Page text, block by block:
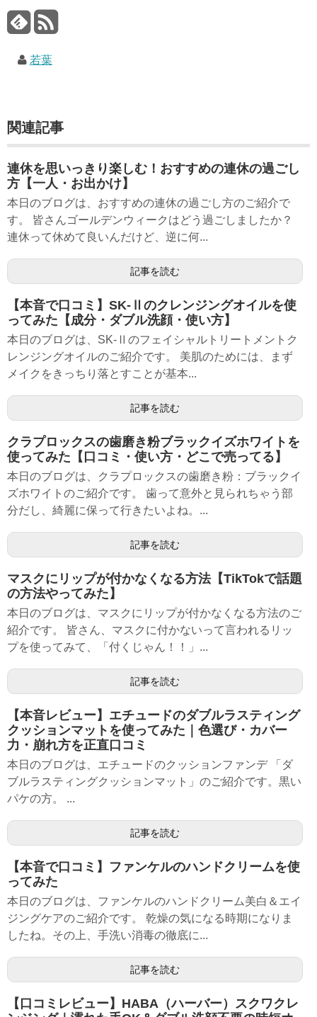
若葉
関連記事
連休を思いっきり楽しむ！おすすめの連休の過ごし
方【一人・お出かけ】
本日のブログは、おすすめの連休の過ごし方のご紹介で
す。 皆さんゴールデンウィークはどう過ごしましたか？
連休って休めて良いんだけど、逆に何...
記事を読む
【本音で口コミ】SK-Ⅱのクレンジングオイルを使
ってみた【成分・ダブル洗顔・使い方】
本日のブログは、SK-Ⅱのフェイシャルトリートメントク
レンジングオイルのご紹介です。 美肌のためには、まず
メイクをきっちり落とすことが基本...
記事を読む
クラプロックスの歯磨き粉ブラックイズホワイトを
使ってみた【口コミ・使い方・どこで売ってる】
本日のブログは、クラプロックスの歯磨き粉：ブラックイ
ズホワイトのご紹介です。 歯って意外と見られちゃう部
分だし、綺麗に保って行きたいよね。...
記事を読む
マスクにリップが付かなくなる方法【TikTokで話題
の方法やってみた】
本日のブログは、マスクにリップが付かなくなる方法のご
紹介です。 皆さん、マスクに付かないって言われるリッ
プを使ってみて、「付くじゃん！！」...
記事を読む
【本音レビュー】エチュードのダブルラスティング
クッションマットを使ってみた｜色選び・カバー
力・崩れ方を正直口コミ
本日のブログは、エチュードのクッションファンデ 「ダ
ブルラスティングクッションマット」のご紹介です。黒い
パケの方。 ...
記事を読む
【本音で口コミ】ファンケルのハンドクリームを使
ってみた
本日のブログは、ファンケルのハンドクリーム美白＆エイ
ジングケアのご紹介です。 乾燥の気になる時期になりま
したね。その上、手洗い消毒の徹底に...
記事を読む
【口コミレビュー】HABA（ハーバー）スクワクレ